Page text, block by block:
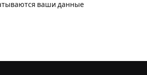
ваши данные